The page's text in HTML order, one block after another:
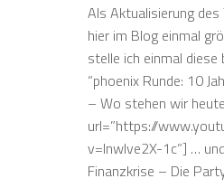
Als Aktualisierung
hier im Blog einmal
stelle ich einmal diese
“phoenix Runde: 10
– Wo stehen wir
url=”https://
v=lnwIve2X-1c”] …
Finanzkrise – Die